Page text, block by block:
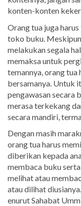
konten-konten
Orang tua juga
toko buku.
melakukan segala
memaksa untuk
temannya, orang tua
bersamanya. Untuk
pengawasan secara
merasa terkekang
secara mandiri,
Dengan masih
orang tua harus
diberikan kepada
membaca buku
melihat atau
atau dilihat
enurut Sahabat